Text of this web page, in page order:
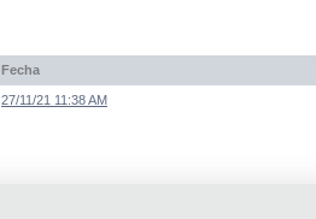
Fecha
27/11/21 11:38 AM